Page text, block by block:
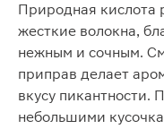
Природная кислота
жесткие волокна,
нежным и сочным.
приправ делает
вкусу пикантности.
небольшими